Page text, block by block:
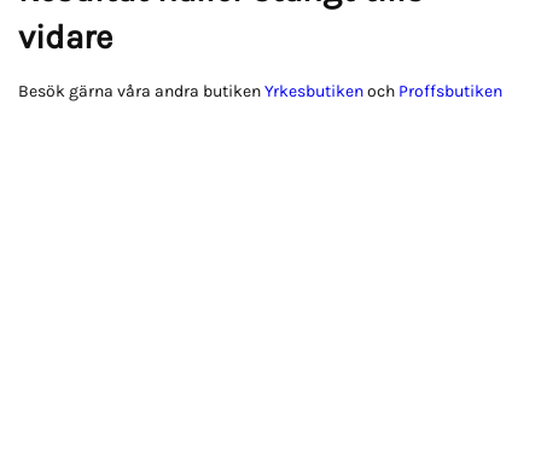
vidare
Besök gärna våra andra butikenYrkesbutikenoch Proffsbutiken